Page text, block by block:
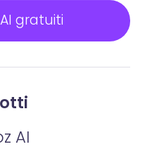
gratuiti
AI